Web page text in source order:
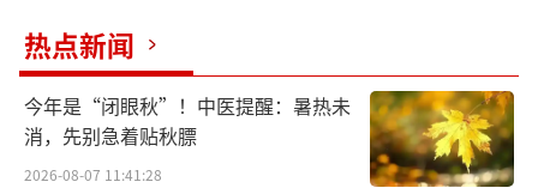
文化数字化正在深刻驱动文化产业变革，
为世界文化多样性的发展添了把“火”。数据
显示，2024年前三季度，中国数字文化新业态
实现营业收入超4万亿元，展现出强劲发展动
热点新闻
今年是“闭眼秋”！中医提醒：暑热未
消，先别急着贴秋膘
2026-08-07 11:41:28